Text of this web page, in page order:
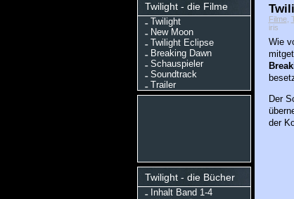
Twilight - die Filme
Twilight
New Moon
Twilight Eclipse
Breaking Dawn
Schauspieler
Soundtrack
Trailer
Twilight - die Bücher
Inhalt Band 1-4
Filme,
iris
Wie
Der
der